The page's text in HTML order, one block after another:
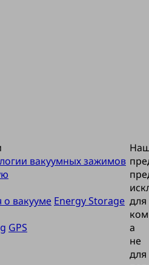
вакуумных зажимов
о вакууме Energy Storage
GPS
для
а
не
для